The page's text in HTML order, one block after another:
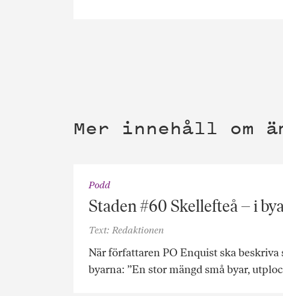
Mer innehåll om
Podd
Staden #60 Skellefteå – i
Text: Redaktionen
När författaren PO Enquist ska
byarna: ”En stor mängd små byar,